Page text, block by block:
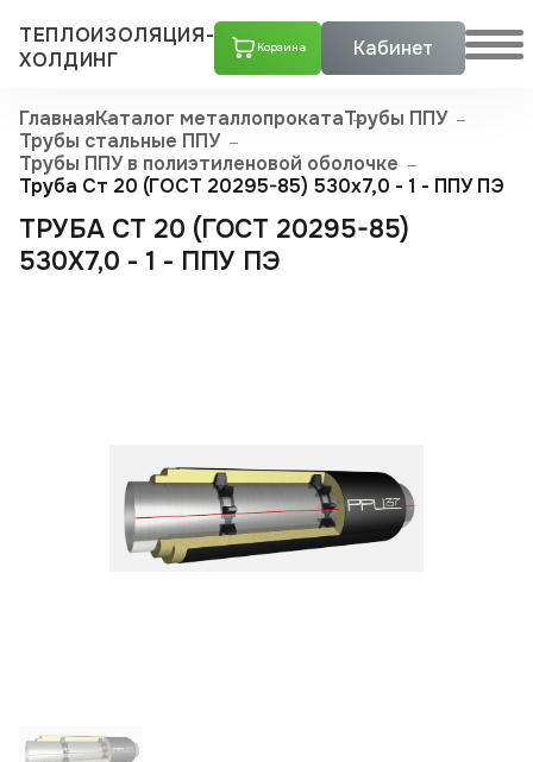
ТЕПЛОИЗОЛЯЦИЯ-
ХОЛДИНГ
Корзина Кабинет
ГлавнаяКаталог металлопрокатаТрубы ППУ
Трубы стальные ППУ
Трубы ППУ в полиэтиленовой оболочке
Труба Ст 20 (ГОСТ 20295-85) 530x7,0 - 1 - ППУ ПЭ
ТРУБА СТ 20 (ГОСТ 20295-85)
530X7,0 - 1 - ППУ ПЭ